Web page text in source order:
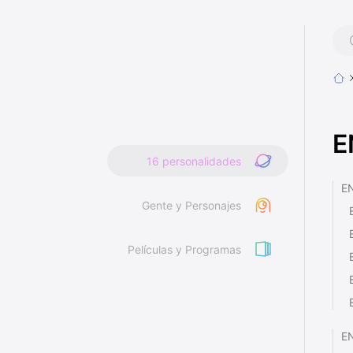
16 personalidades
Gente y Personajes
Películas y Programas